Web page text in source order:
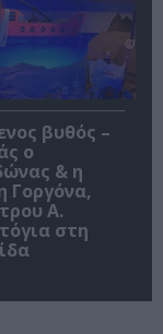
βυθός –
ο
& η
Γοργόνα,
Α.
στη